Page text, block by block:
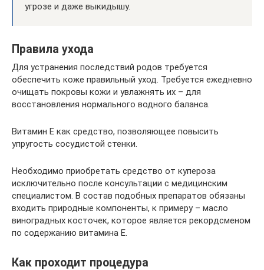
угрозе и даже выкидышу.
Правила ухода
Для устранения последствий родов требуется
обеспечить коже правильный уход. Требуется ежедневно
очищать покровы кожи и увлажнять их – для
восстановления нормального водного баланса.
Витамин Е как средство, позволяющее повысить
упругость сосудистой стенки.
Необходимо приобретать средство от купероза
исключительно после консультации с медицинским
специалистом. В состав подобных препаратов обязаны
входить природные компоненты, к примеру – масло
виноградных косточек, которое является рекордсменом
по содержанию витамина E.
Как проходит процедура